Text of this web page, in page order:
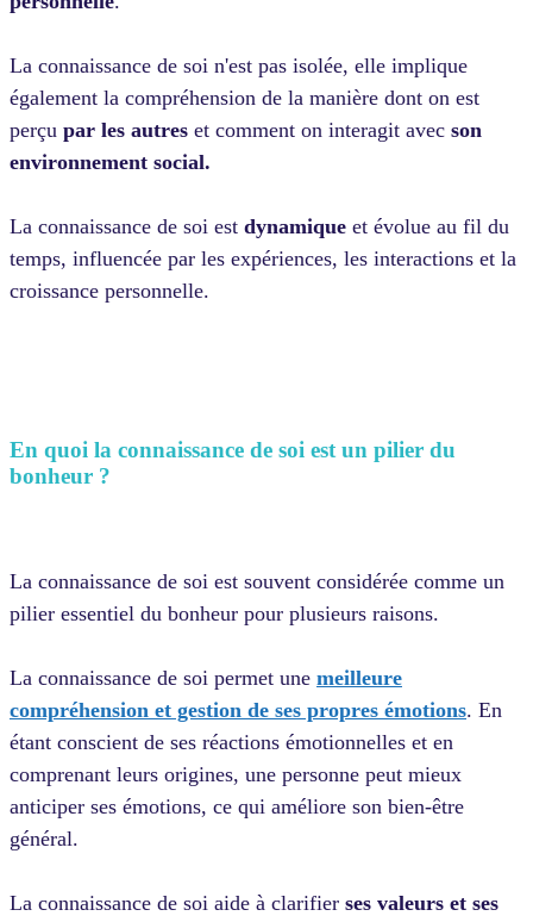
La connaissance de soi n'est pas isolée, elle implique
également la compréhension de la manière dont on est
perçu par les autres et comment on interagit avec son
environnement social.
La connaissance de soi est dynamique et évolue au fil du
temps, influencée par les expériences, les interactions et la
croissance personnelle.
En quoi la connaissance de soi est un pilier du
bonheur ?
La connaissance de soi est souvent considérée comme un
pilier essentiel du bonheur pour plusieurs raisons.
La connaissance de soi permet une meilleure
compréhension et gestion de ses propres émotions. En
étant conscient de ses réactions émotionnelles et en
comprenant leurs origines, une personne peut mieux
anticiper ses émotions, ce qui améliore son bien-être
général.
La connaissance de soi aide à clarifier ses valeurs et ses